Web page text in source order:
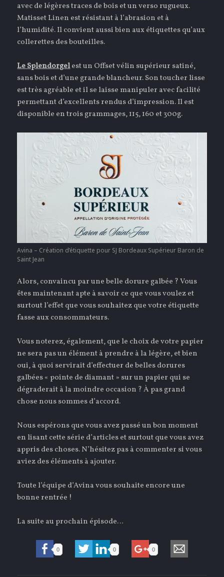
avec de légères traces de bois et un verso rugueux.
Matisset Linen est résistant à l’abrasion et à
l’humidité. Il convient aussi bien aux étiquettes qu’aux
collerettes des bouteilles. ­­­
Le Splendorgelest un Offset vélin supérieur satiné,
sans bois et d’une grande blancheur. Son toucher lisse
est très agréable et il se laisse manipuler avec facilité
permettant d’excellents rendus d’impression. Il est
disponible en trois grammages, 115, 160 et 300g.
Avina – Création d’étiquette pour SJ Bordeaux Supérieur Baron de
Saint Jean
Alors, convaincu par une belle dorure galbée ? Vous
êtes maintenant apte à savoir ce que vous voulez et
surtout l’effet que vous souhaitez que votre étiquette
fasse aux consommateurs.
Vous noterez, également, que le choix de votre papier
ne sera pas un élément à prendre à la légère, et bien
oui, à quoi servirait d’effectuer de belles dorures
galbées « pointe de diamant » sur un papier qui se
dégraderait à la moindre occasion ? À pas grand
chose nous sommes d’accord.
Nous espérons que vous avez passé un bon moment
en lisant cette série d’articles et surtout que vous avez
appris des choses. N’hésitez pas à commenter si vous
aviez des éléments à ajouter.
Toute l’équipe d’Avina vous souhaite encore une
bonne rentrée !
La suite au prochain épisode…
0 0 0